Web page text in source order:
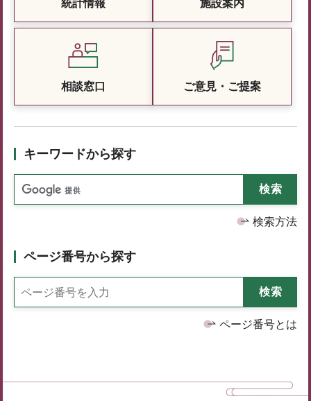
統計情報 施設案内
相談窓口 ご意見・ご提案
キーワードから探す
検索方法
ページ番号から探す
ページ番号とは